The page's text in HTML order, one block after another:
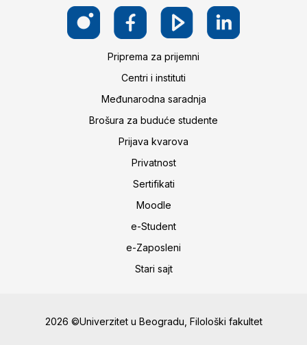
Priprema za prijemni
Centri i instituti
Međunarodna saradnja
Brošura za buduće studente
Prijava kvarova
Privatnost
Sertifikati
Moodle
e-Student
e-Zaposleni
Stari sajt
2026 ©Univerzitet u Beogradu, Filološki fakultet